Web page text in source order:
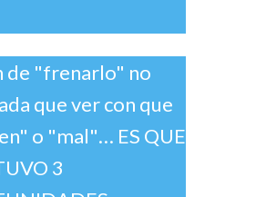
de "frenarlo" no
que ver con que
o "mal"… ES QUE
3